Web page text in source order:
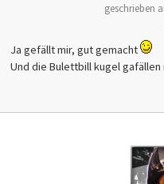
geschrieben
Ja gefällt mir, gut gemacht
Und die Bulettbill kugel